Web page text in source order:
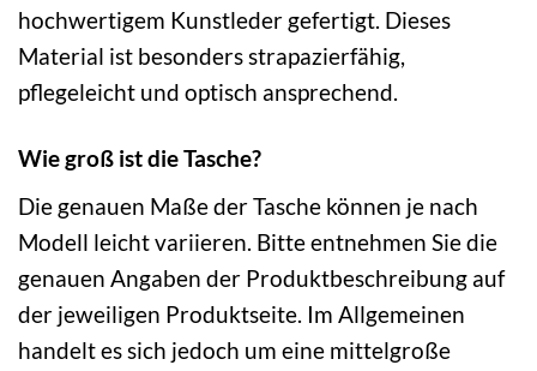
hochwertigem Kunstleder gefertigt. Dieses
Material ist besonders strapazierfähig,
pflegeleicht und optisch ansprechend.
Wie groß ist die Tasche?
Die genauen Maße der Tasche können je nach
Modell leicht variieren. Bitte entnehmen Sie die
genauen Angaben der Produktbeschreibung auf
der jeweiligen Produktseite. Im Allgemeinen
handelt es sich jedoch um eine mittelgroße